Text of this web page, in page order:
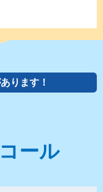
ります！
ール